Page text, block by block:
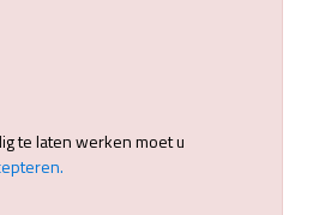
te laten werken moet u